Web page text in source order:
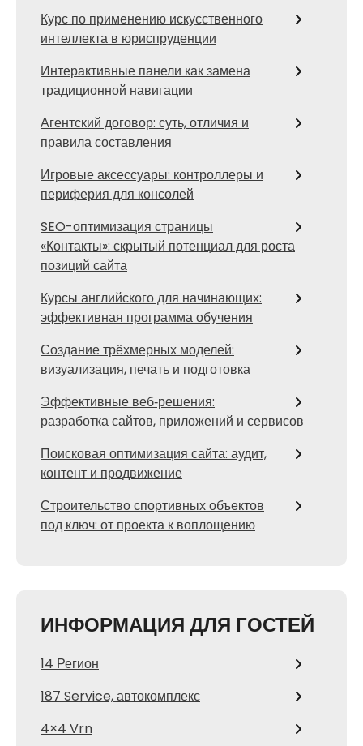
Курс по применению искусственного
интеллекта в юриспруденции
Интерактивные панели как замена
традиционной навигации
Агентский договор: суть, отличия и
правила составления
Игровые аксессуары: контроллеры и
периферия для консолей
SEO-оптимизация страницы
«Контакты»: скрытый потенциал для роста
позиций сайта
Курсы английского для начинающих:
эффективная программа обучения
Создание трёхмерных моделей:
визуализация, печать и подготовка
Эффективные веб‑решения:
разработка сайтов, приложений и сервисов
Поисковая оптимизация сайта: аудит,
контент и продвижение
Строительство спортивных объектов
под ключ: от проекта к воплощению
ИНФОРМАЦИЯ ДЛЯ ГОСТЕЙ
14 Регион
187 Service, автокомплекс
4×4 Vrn